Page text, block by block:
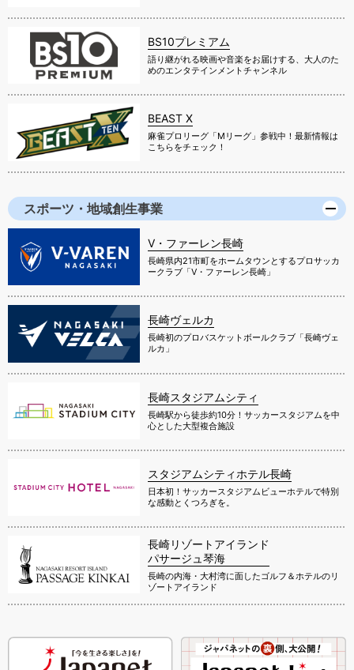
BS10プレミアム
語り継がれる映画や音楽をお届けする、大人のた
めのエンタテインメントチャンネル
BEAST X
麻雀プロリーグ「Mリーグ」参戦中！最新情報は
こちらをチェック！
スポーツ・地域創生事業
V・ファーレン長崎
長崎県内21市町をホームタウンとするプロサッカ
ークラブ「V・ファーレン長崎」
長崎ヴェルカ
長崎初のプロバスケットボールクラブ「長崎ヴェ
ルカ」
長崎スタジアムシティ
長崎駅から徒歩約10分！サッカースタジアムを中
心とした大型複合施設
スタジアムシティホテル長崎
日本初！サッカースタジアムビューホテルで特別
な感動とくつろぎを。
長崎リゾートアイランド
パサージュ琴海
長崎の内海・大村湾に面したゴルフ＆ホテルのリ
ゾートアイランド